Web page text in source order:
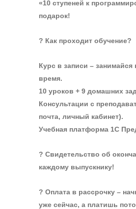
«10 ступеней к
подарок!
? Как проходит обучение?
Курс в записи – занимайся
время.
10 уроков + 9 домашних
Консультации с
почта, личный кабинет).
Учебная платформа 1С
? Свидетельство об
каждому выпускнику!
? Оплата в рассрочку –
уже сейчас, а платишь